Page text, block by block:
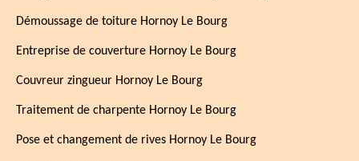
Démoussage de toiture Hornoy Le Bourg
Entreprise de couverture Hornoy Le Bourg
Couvreur zingueur Hornoy Le Bourg
Traitement de charpente Hornoy Le Bourg
Pose et changement de rives Hornoy Le Bourg